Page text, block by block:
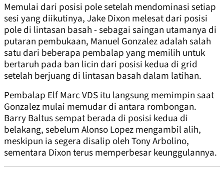
Memulai dari posisi pole setelah mendominasi setiap
sesi yang diikutinya, Jake Dixon melesat dari posisi
pole di lintasan basah - sebagai saingan utamanya di
putaran pembukaan, Manuel Gonzalez adalah salah
satu dari beberapa pembalap yang memilih untuk
bertaruh pada ban licin dari posisi kedua di grid
setelah berjuang di lintasan basah dalam latihan.
Pembalap Elf Marc VDS itu langsung memimpin saat
Gonzalez mulai memudar di antara rombongan.
Barry Baltus sempat berada di posisi kedua di
belakang, sebelum Alonso Lopez mengambil alih,
meskipun ia segera disalip oleh Tony Arbolino,
sementara Dixon terus memperbesar keunggulannya.